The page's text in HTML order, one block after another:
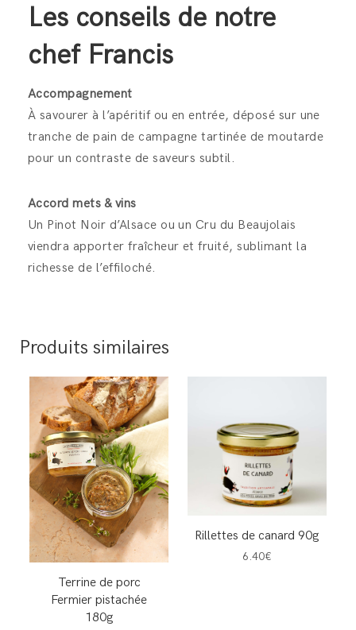
Les conseils de notre
chef Francis
Accompagnement
À savourer à l’apéritif ou en entrée, déposé sur une
tranche de pain de campagne tartinée de moutarde
pour un contraste de saveurs subtil.
Accord mets & vins
Un Pinot Noir d’Alsace ou un Cru du Beaujolais
viendra apporter fraîcheur et fruité, sublimant la
richesse de l’effiloché.
Produits similaires
Terrine de porc
Fermier pistachée
180g
Rillettes de canard 90g
6.40€